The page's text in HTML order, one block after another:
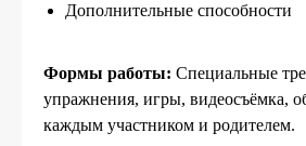
Дополнительные способности
Формы работы: Специальные
упражнения, игры, видеосъёмка,
каждым участником и родителем.